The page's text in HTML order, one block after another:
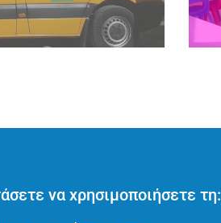
μεταφορά των μαθητών
να χρησιμοποιήσετε τη: